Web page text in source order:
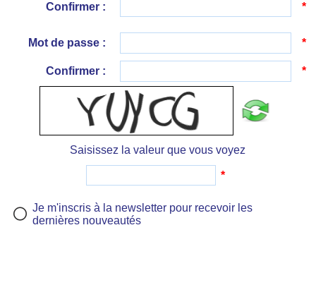
Confirmer : *
Mot de passe : *
Confirmer : *
Saisissez la valeur que vous voyez
*
Je m'inscris à la newsletter pour recevoir les
dernières nouveautés